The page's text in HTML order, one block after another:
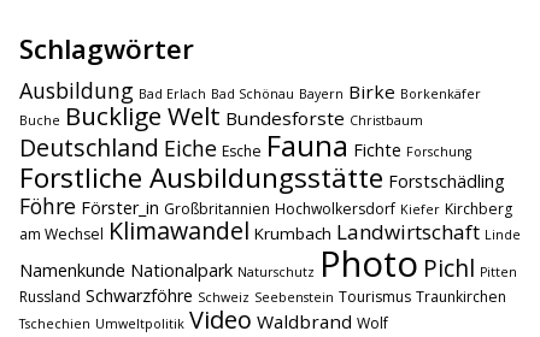
Schlagwörter
Ausbildung Bad Erlach Bad Schönau Bayern Birke Borkenkäfer
Buche Bucklige Welt Bundesforste Christbaum
Deutschland Eiche Esche Fauna Fichte Forschung
Forstliche Ausbildungsstätte Forstschädling
Föhre Förster_in Großbritannien Hochwolkersdorf Kiefer Kirchberg
am Wechsel Klimawandel Krumbach Landwirtschaft Linde
Namenkunde Nationalpark Naturschutz Photo Pichl Pitten
Russland Schwarzföhre Schweiz Seebenstein Tourismus Traunkirchen
Tschechien Umweltpolitik Video Waldbrand Wolf